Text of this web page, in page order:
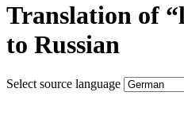
Translation of
to Russian
Select source language